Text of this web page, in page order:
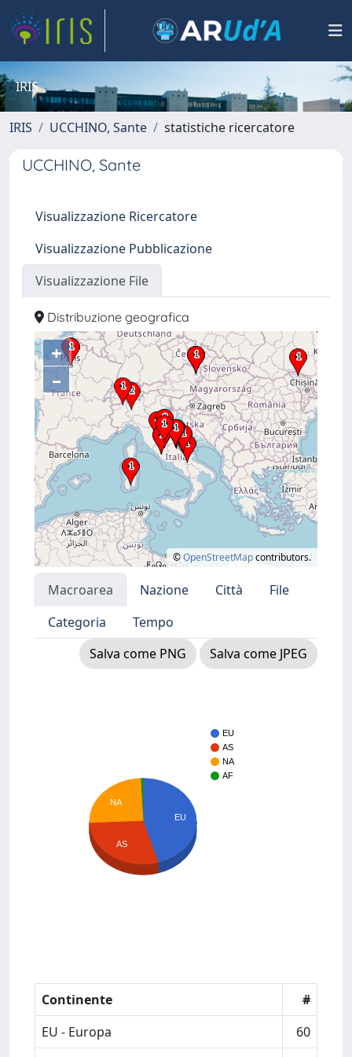
IRIS
IRIS UCCHINO, Sante statistiche ricercatore
UCCHINO, Sante
Visualizzazione Ricercatore
Visualizzazione Pubblicazione
Visualizzazione File
Distribuzione geografica
+
–
©OpenStreetMapcontributors.
Macroarea Nazione Città
File
Categoria
Tempo
Salva come PNG
Salva come JPEG
EU
AS
NA
AF
EU
NA
AS
Continente
#
EU - Europa
60